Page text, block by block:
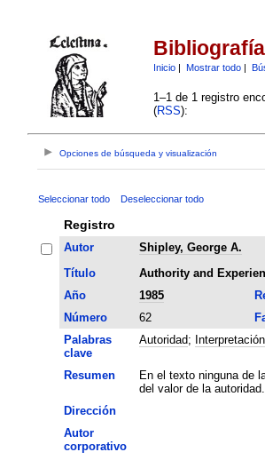
Inicio| Mostrar todo|
1–1 de 1 registro
(RSS):
Opciones de búsqueda y visualización
Seleccionar todo Deseleccionar todo
Registro
Autor
Shipley, George A.
Título
Authority and
Año
1985
Número
62
Palabras
clave
Autoridad; Interpretación
Resumen
En el texto ninguna de
del valor de la autoridad.
Dirección
Autor
corporativo